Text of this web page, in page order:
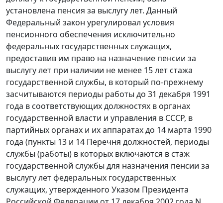
установлена пенсия за выслугу лет. Данный
Федеральный закон урегулировал условия
пенсионного обеспечения исключительно
федеральных государственных служащих,
предоставив им право на назначение пенсии за
выслугу лет при наличии не менее 15 лет стажа
государственной службы, в который по-прежнему
засчитываются периоды работы до 31 декабря 1991
года в соответствующих должностях в органах
государственной власти и управления в СССР, в
партийных органах и их аппаратах до 14 марта 1990
года (пункты 13 и 14 Перечня должностей, периоды
службы (работы) в которых включаются в стаж
государственной службы для назначения пенсии за
выслугу лет федеральных государственных
служащих, утвержденного Указом Президента